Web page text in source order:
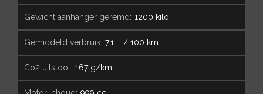
gewicht aanhanger geremd: 1200 kilo
gemiddeld verbruik: 7.1 L / 100 km
co2 uitstoot: 167 g/km